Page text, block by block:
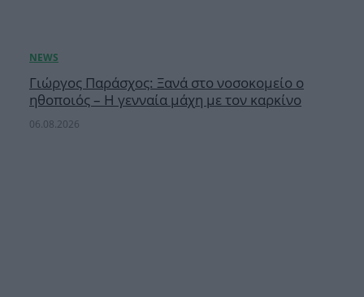
Γιώργος Παράσχος: Ξανά στο νοσοκομείο ο
ηθοποιός – Η γενναία μάχη με τον καρκίνο
06.08.2026